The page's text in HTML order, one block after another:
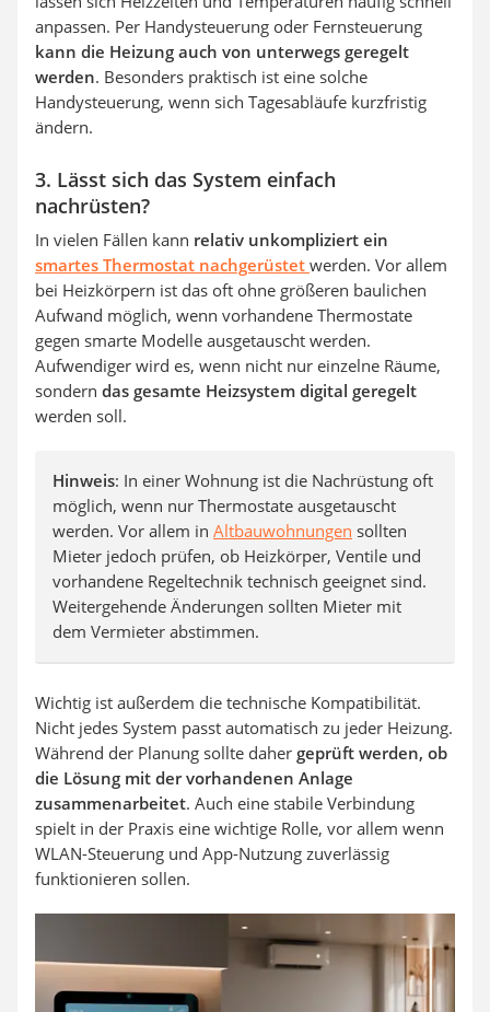
anpassen. Per Handysteuerung oder Fernsteuerung
kann die Heizung auch von unterwegs geregelt
werden. Besonders praktisch ist eine solche
Handysteuerung, wenn sich Tagesabläufe kurzfristig
ändern.
3. Lässt sich das System einfach
nachrüsten?
In vielen Fällen kann relativ unkompliziert ein
smartes Thermostat nachgerüstet werden. Vor allem
bei Heizkörpern ist das oft ohne größeren baulichen
Aufwand möglich, wenn vorhandene Thermostate
gegen smarte Modelle ausgetauscht werden.
Aufwendiger wird es, wenn nicht nur einzelne Räume,
sondern das gesamte Heizsystem digital geregelt
werden soll.
Hinweis: In einer Wohnung ist die Nachrüstung oft
möglich, wenn nur Thermostate ausgetauscht
werden. Vor allem in Altbauwohnungen sollten
Mieter jedoch prüfen, ob Heizkörper, Ventile und
vorhandene Regeltechnik technisch geeignet sind.
Weitergehende Änderungen sollten Mieter mit
dem Vermieter abstimmen.
Wichtig ist außerdem die technische Kompatibilität.
Nicht jedes System passt automatisch zu jeder Heizung.
Während der Planung sollte daher geprüft werden, ob
die Lösung mit der vorhandenen Anlage
zusammenarbeitet. Auch eine stabile Verbindung
spielt in der Praxis eine wichtige Rolle, vor allem wenn
WLAN-Steuerung und App-Nutzung zuverlässig
funktionieren sollen.